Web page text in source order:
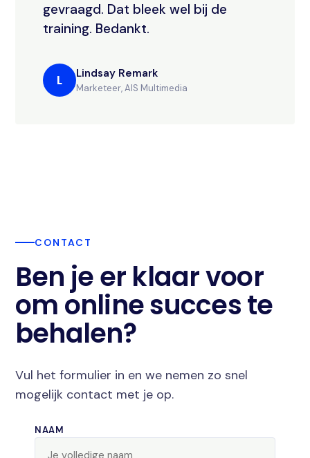
gevraagd. Dat bleek wel bij de
training. Bedankt.
L Lindsay Remark
Marketeer, AIS Multimedia
CONTACT
Ben je er klaar voor
om online succes te
behalen?
Vul het formulier in en we nemen zo snel
mogelijk contact met je op.
NAAM